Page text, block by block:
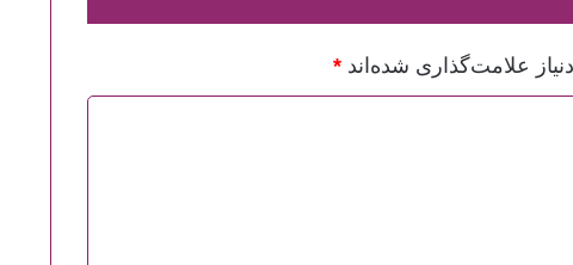
علامت‌گذاری شده‌اند *